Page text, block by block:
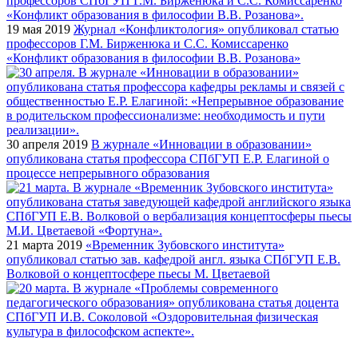
19 мая 2019 Журнал «Конфликтология» опубликовал статью
профессоров Г.М. Бирженюка и С.С. Комиссаренко
«Конфликт образования в философии В.В. Розанова»
30 апреля 2019 В журнале «Инновации в образовании»
опубликована статья профессора СПбГУП Е.Р. Елагиной о
процессе непрерывного образования
21 марта 2019 «Временник Зубовского института»
опубликовал статью зав. кафедрой англ. языка СПбГУП Е.В.
Волковой о концептосфере пьесы М. Цветаевой